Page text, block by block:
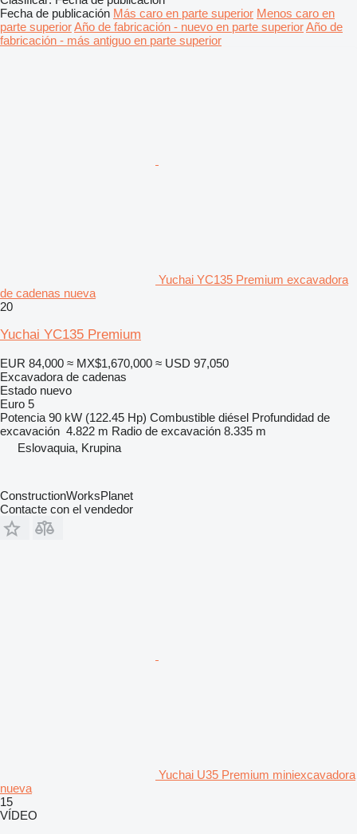
Fecha de publicación Más caro en parte superior Menos caro en
parte superiorAño de fabricación - nuevo en parte superiorAño de
fabricación - más antiguo en parte superior
Yuchai YC135 Premium excavadora
de cadenas nueva
20
Yuchai YC135 Premium
EUR 84,000 ≈ MX$1,670,000 ≈ USD 97,050
Excavadora de cadenas
Estado nuevo
Euro 5
Potencia 90 kW (122.45 Hp) Combustible diésel Profundidad de
excavación 4.822 m Radio de excavación 8.335 m
Eslovaquia, Krupina
ConstructionWorksPlanet
Contacte con el vendedor
Yuchai U35 Premium miniexcavadora
nueva
15
VÍDEO